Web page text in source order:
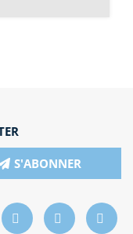
S'ABONNER